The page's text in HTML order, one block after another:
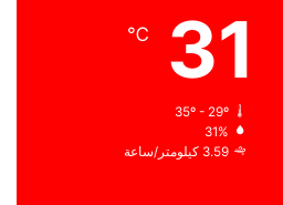
31
℃
35º - 29º
31%
3.59 كيلومتر/ساعة